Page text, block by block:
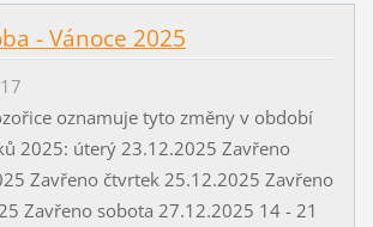
- Vánoce 2025
oznamuje tyto změny v období
2025: úterý 23.12.2025 Zavřeno
Zavřeno čtvrtek 25.12.2025 Zavřeno
Zavřeno sobota 27.12.2025 14 - 21